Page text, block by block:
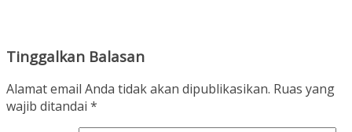
Tinggalkan Balasan
Alamat email Anda tidak akan dipublikasikan. Ruas yang
wajib ditandai *